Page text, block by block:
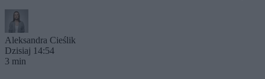
Aleksandra Cieślik
Dzisiaj 14:54
3 min